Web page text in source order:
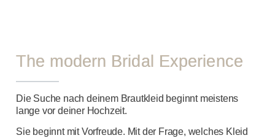
The modern Bridal Experience
Die Suche nach deinem Brautkleid beginnt meistens
lange vor deiner Hochzeit.
Sie beginnt mit Vorfreude. Mit der Frage, welches Kleid